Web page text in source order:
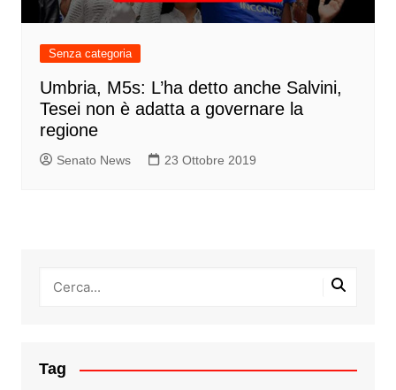
Senza categoria
Umbria, M5s: L’ha detto anche Salvini,
Tesei non è adatta a governare la
regione
Senato News 23 Ottobre 2019
Tag